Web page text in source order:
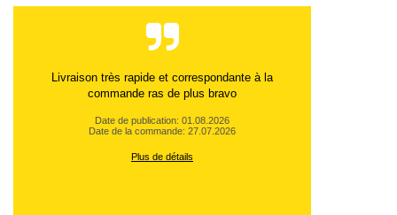
Livraison très rapide et correspondante à la
commande ras de plus bravo
Date de publication: 01.08.2026
Date de la commande: 27.07.2026
Plus de détails